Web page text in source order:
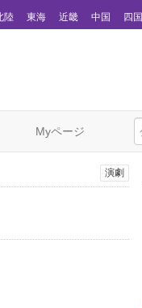
陸 東海 近畿 中国 四国
Myページ
演劇